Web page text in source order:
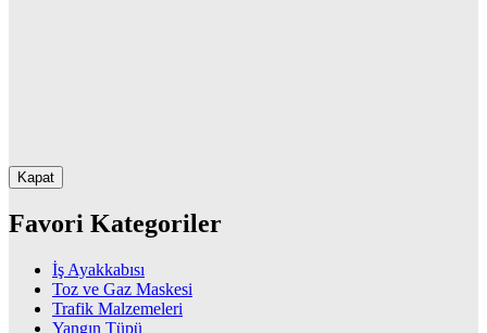
Kapat
Favori Kategoriler
İş Ayakkabısı
Toz ve Gaz Maskesi
Trafik Malzemeleri
Yangın Tüpü